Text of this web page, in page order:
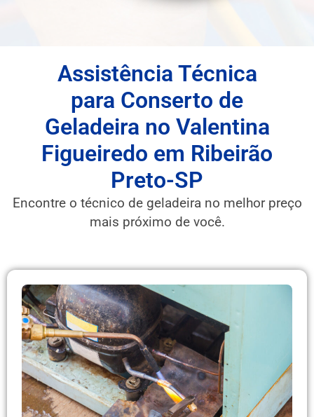
Assistência Técnica
para Conserto de
Geladeira no Valentina
Figueiredo em Ribeirão
Preto-SP
Encontre o técnico de geladeira no melhor preço
mais próximo de você.